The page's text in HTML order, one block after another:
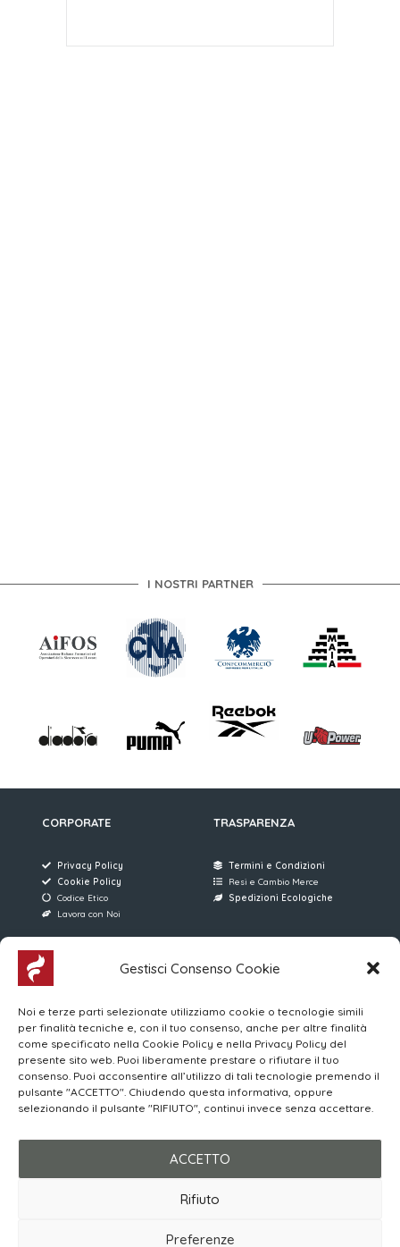
Gestisci Consenso Cookie
Noi e terze parti selezionate utilizziamo cookie o tecnologie simili
per finalità tecniche e, con il tuo consenso, anche per altre finalità
come specificato nella Cookie Policy e nella Privacy Policy del
presente sito web. Puoi liberamente prestare o rifiutare il tuo
consenso. Puoi acconsentire all’utilizzo di tali tecnologie premendo il
pulsante "ACCETTO". Chiudendo questa informativa, oppure
selezionando il pulsante "RIFIUTO", continui invece senza accettare.
ACCETTO
Rifiuto
Preferenze
I NOSTRI PARTNER
CORPORATE
Privacy Policy
Cookie Policy
Codice Etico
Lavora con Noi
TRASPARENZA
Termini e Condizioni
Resi e Cambio Merce
Spedizioni Ecologiche
AREE RISERVATE
Accesso Venditori
MYWO
Corsi Online | Login
31015 Conegliano (TV)
(+39) 0438 896013
4 Linee Telefoniche
Orari di apertura al Pubblico
P. IVA 03615110263